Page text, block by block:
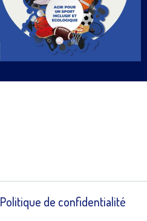
Politique de confidentialité